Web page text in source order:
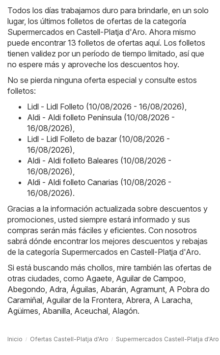
Todos los días trabajamos duro para brindarle, en un solo
lugar, los últimos folletos de ofertas de la categoría
Supermercados en Castell-Platja d'Aro. Ahora mismo
puede encontrar 13 folletos de ofertas aquí. Los folletos
tienen validez por un período de tiempo limitado, así que
no espere más y aproveche los descuentos hoy.
No se pierda ninguna oferta especial y consulte estos
folletos:
Lidl - Lidl Folleto (10/08/2026 - 16/08/2026)
Aldi - Aldi folleto Península (10/08/2026 -
16/08/2026)
Lidl - Lidl Folleto de bazar (10/08/2026 -
16/08/2026)
Aldi - Aldi folleto Baleares (10/08/2026 -
16/08/2026)
Aldi - Aldi folleto Canarias (10/08/2026 -
16/08/2026).
Gracias a la información actualizada sobre descuentos y
promociones, usted siempre estará informado y sus
compras serán más fáciles y eficientes. Con nosotros
sabrá dónde encontrar los mejores descuentos y rebajas
de la categoría Supermercados en Castell-Platja d'Aro.
Si está buscando más chollos, mire también las ofertas de
otras ciudades, como Agaete Aguilar de Campoo
Abegondo Adra Águilas Abarán Agramunt A Pobra do
Caramiñal Aguilar de la Frontera Abrera A Laracha
Agüimes Abanilla Aceuchal Alagón.
Inicio Ofertas Castell-Platja d'Aro Supermercados Castell-Platja d'Aro